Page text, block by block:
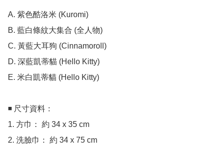
A. 紫色酷洛米 (Kuromi)
B. 藍白條紋大集合 (全人物)
C. 黃藍大耳狗 (Cinnamoroll)
D. 深藍凱蒂貓 (Hello Kitty)
E. 米白凱蒂貓 (Hello Kitty)
◾ 尺寸資料：
1. 方巾： 約 34 x 35 cm
2. 洗臉巾： 約 34 x 75 cm